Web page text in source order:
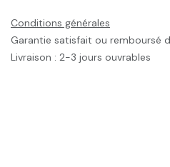
Conditions générales
Garantie satisfait ou remboursé
Livraison : 2-3 jours ouvrables